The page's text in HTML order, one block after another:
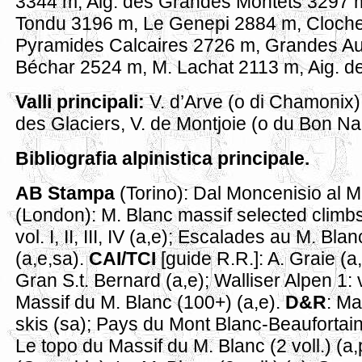
Tondu 3196 m, Le Genepi 2884 m,
Pyramides Calcaires 2726 m, Grandes
Béchar 2524 m, M. Lachat 2113 m, Aig.
Valli principali:V. d’Arve (o di
des Glaciers, V. de Montjoie (o du Bon
Bibliografia alpinistica principale.
AB Stampa (Torino): Dal Moncenisio al
(London): M. Blanc massif selected
vol. I, II, III, IV (a,e); Escalades au M.
(a,e,sa).CAI/TCI[guide R.R.]: A. Graie
Gran S.t. Bernard (a,e); Walliser Alpen
Massif du M. Blanc (100+) (a,e).D&R:
skis (sa); Pays du Mont Blanc-
Le topo du Massif du M. Blanc (2 voll.)